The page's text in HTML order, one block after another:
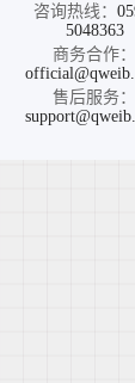
咨询热线：
5048363
商务合作：
售后服务：